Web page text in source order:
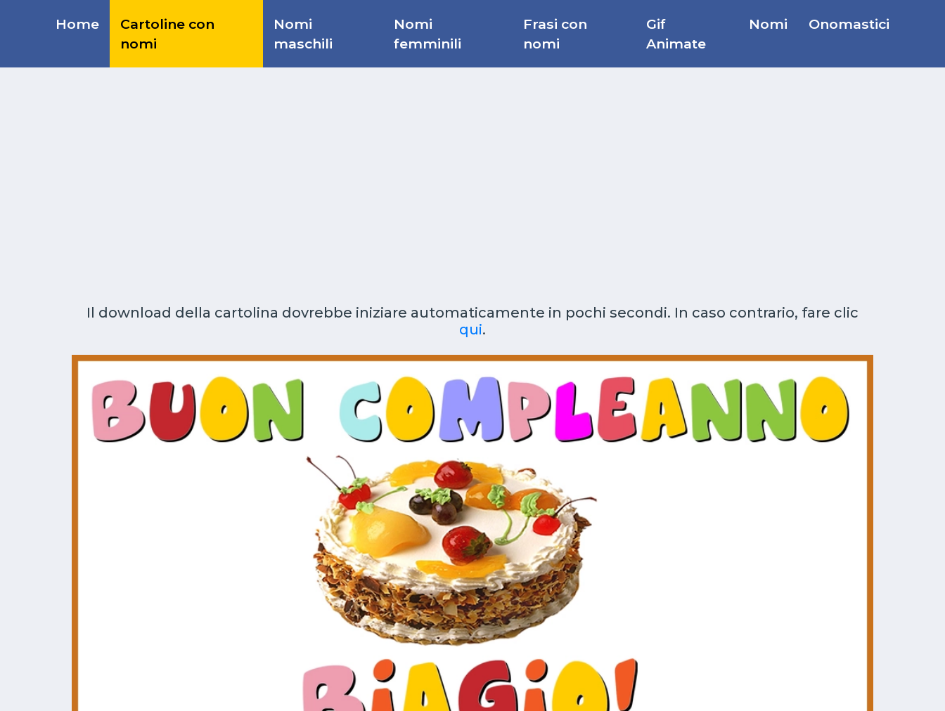
Home
Cartoline con
nomi
Nomi
maschili
Nomi
femminili
Frasi con
nomi
Gif
Animate
Nomi Onomastici
Il download della cartolina dovrebbe iniziare automaticamente in pochi secondi. In caso contrario, fare clic
qui.